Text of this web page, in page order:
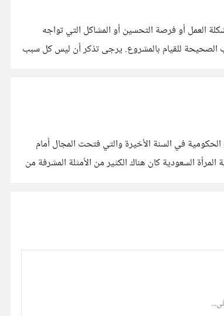
العمل أو فرصة التحسين أو المشاكل التي تواجه
الصحيحة للقيام بالمشروع. يرجى تذكر أن ليس كل سبب
في السنة الأخيرة والتي فتحت المجال أمام
السعودية كان هناك الكثير من الأمثلة المشرفة من